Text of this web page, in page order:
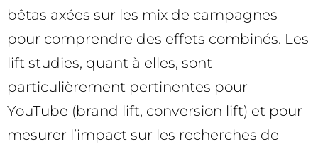
bêtas axées sur les mix de campagnes
pour comprendre des effets combinés. Les
lift studies, quant à elles, sont
particulièrement pertinentes pour
YouTube (brand lift, conversion lift) et pour
mesurer l’impact sur les recherches de